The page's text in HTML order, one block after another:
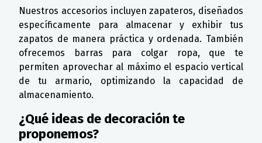
Nuestros accesorios incluyen zapateros, diseñados
específicamente para almacenar y exhibir tus
zapatos de manera práctica y ordenada. También
ofrecemos barras para colgar ropa, que te
permiten aprovechar al máximo el espacio vertical
de tu armario, optimizando la capacidad de
almacenamiento.
¿Qué ideas de decoración te
proponemos?